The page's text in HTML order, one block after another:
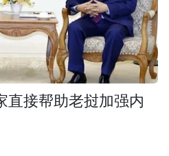
直接帮助老挝加强内